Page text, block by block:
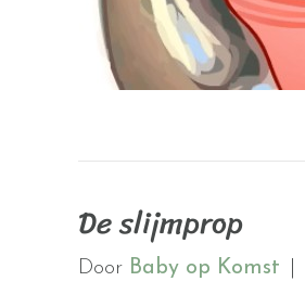
De slijmprop
Door Baby op Komst